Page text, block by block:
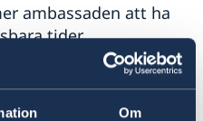
Om
ambassaden att ha
tider.
därför att ni ser
och planerar